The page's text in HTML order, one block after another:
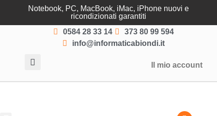
Notebook, PC, MacBook, iMac, iPhone nuovi e
ricondizionati garantiti
0584 28 33 14
373 80 99 594
info@informaticabiondi.it
Il mio account